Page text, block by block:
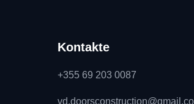
Kontakte
+355 69 203 0087